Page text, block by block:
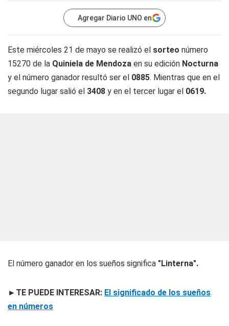
Agregar Diario UNO en
Este miércoles 21 de mayo se realizó el sorteo número
15270 de la Quiniela de Mendoza en su edición Nocturna
y el número ganador resultó ser el 0885. Mientras que en el
segundo lugar salió el 3408 y en el tercer lugar el 0619.
El número ganador en los sueños significa "Linterna".
►TE PUEDE INTERESAR: El significado de los sueños
en números